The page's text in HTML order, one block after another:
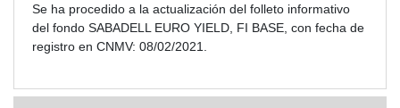
Se ha procedido a la actualización del folleto informativo
del fondo SABADELL EURO YIELD, FI BASE, con fecha de
registro en CNMV: 08/02/2021.